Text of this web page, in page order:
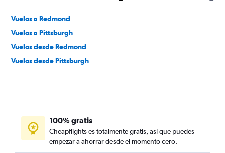
Vuelos a Redmond
Vuelos a Pittsburgh
Vuelos desde Redmond
Vuelos desde Pittsburgh
100% gratis
Cheapflights es totalmente gratis, así que puedes
empezar a ahorrar desde el momento cero.